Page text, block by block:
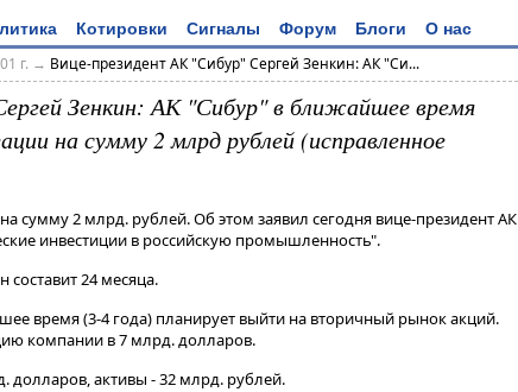
Котировки Сигналы Форум Блоги О нас
г. → Вице-президент АК "Сибур" Сергей Зенкин: АК "Си...
Зенкин: АК "Сибур" в ближайшее время
на сумму 2 млрд рублей (исправленное
сумму 2 млрд. рублей. Об этом заявил сегодня вице-президент АК
инвестиции в российскую промышленность".
24 месяца.
время (3-4 года) планирует выйти на вторичный рынок акций.
компании в 7 млрд. долларов.
долларов, активы - 32 млрд. рублей.